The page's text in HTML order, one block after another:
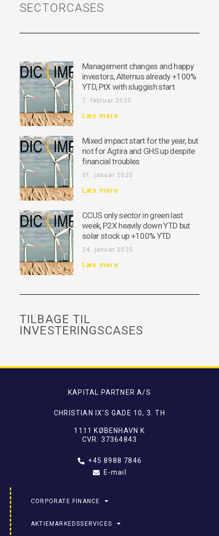
SECTORCASES
Management changes and happy
investors, Alternus already +100%
YTD, PtX with sluggish start
7. februar 2025
Læs mere
Mixed impact start for the year, but
not for Agtira and GHS up despite
financial troubles
31. januar 2025
Læs mere
CCUS only sector in green last
week, P2X heavily down YTD but
solar stock up +100% YTD
24. januar 2025
Læs mere
TILBAGE TIL
INVESTERINGSCASES
KAPITAL PARTNER A/S
CHRISTIAN IX'S GADE 10, 3. TH
1111 KØBENHAVN K
CVR: 37364843
+45 8988 7846
E-mail
CORPORATE FINANCE
AKTIEMARKEDSSERVICES